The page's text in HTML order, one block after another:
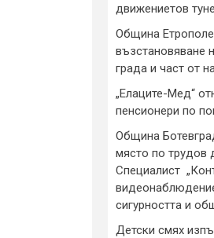
движениетов
Община
възстановяване
града и част от
„Елаците-Мед“
пенсионери по
Община
място по трудов
Специалист
сигурността и
Детски смях